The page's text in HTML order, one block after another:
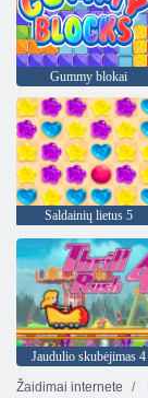
Gummy blokai
Saldainių lietus 5
Jaudulio skubėjimas 4
Žaidimai internete